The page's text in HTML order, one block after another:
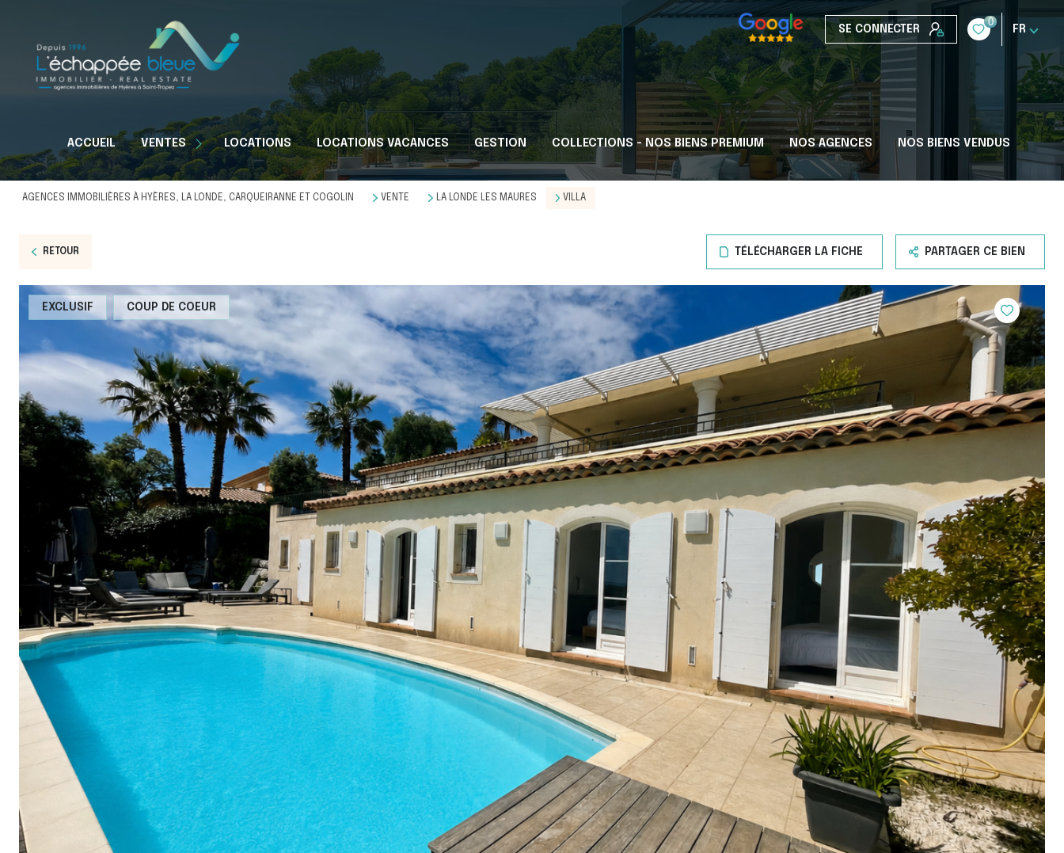
SE CONNECTER
0
FR
ACCUEIL VENTES
Appartements
Maisons
Terrains
LOCATIONS LOCATIONS VACANCES GESTION COLLECTIONS - NOS BIENS PREMIUM NOS AGENCES NOS BIENS VENDUS
AGENCES IMMOBILIÈRES À HYÈRES, LA LONDE, CARQUEIRANNE ET COGOLIN VENTE LA LONDE LES MAURES VILLA
RETOUR TÉLÉCHARGER LA FICHE PARTAGER CE BIEN
EXCLUSIF COUP DE COEUR